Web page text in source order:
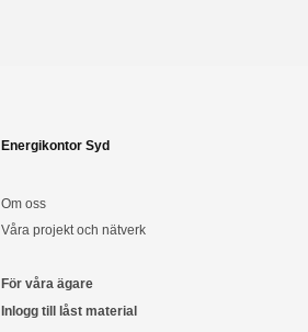
Energikontor Syd
Om oss
Våra projekt och nätverk
För våra ägare
Inlogg till låst material